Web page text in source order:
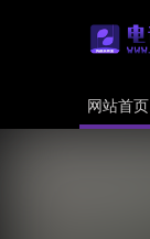
网站首页